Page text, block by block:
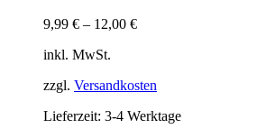
9,99 € – 12,00 €
inkl. MwSt.
zzgl. Versandkosten
Lieferzeit: 3-4 Werktage